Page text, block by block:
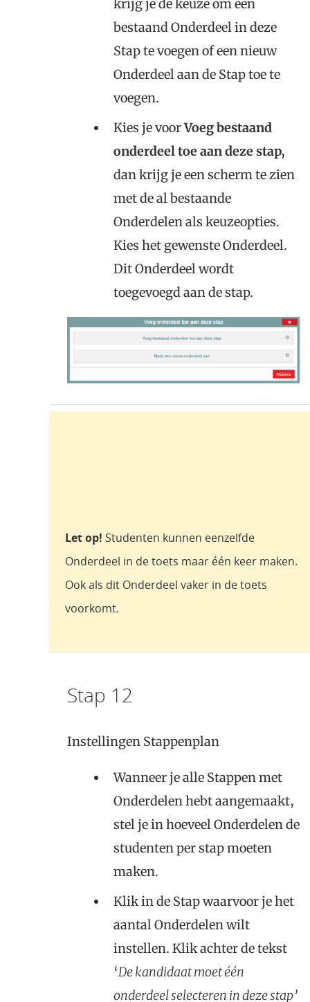
krijg je de keuze om een
bestaand Onderdeel in deze
Stap te voegen of een nieuw
Onderdeel aan de Stap toe te
voegen.
Kies je voorVoeg bestaand
onderdeel toe aan deze stap,
dan krijg je een scherm te zien
met de al bestaande
Onderdelen als keuzeopties.
Kies het gewenste Onderdeel.
Dit Onderdeel wordt
toegevoegd aan de stap.
Let op! Studenten kunnen eenzelfde
Onderdeel in de toets maar één keer maken.
Ook als dit Onderdeel vaker in de toets
voorkomt.
Stap 12
Instellingen Stappenplan
Wanneer je alle Stappen met
Onderdelen hebt aangemaakt,
stel je in hoeveel Onderdelen de
studenten per stap moeten
maken.
Klik in de Stap waarvoor je het
aantal Onderdelen wilt
instellen. Klik achter de tekst
‘De kandidaat moet één
onderdeel selecteren in deze stap’